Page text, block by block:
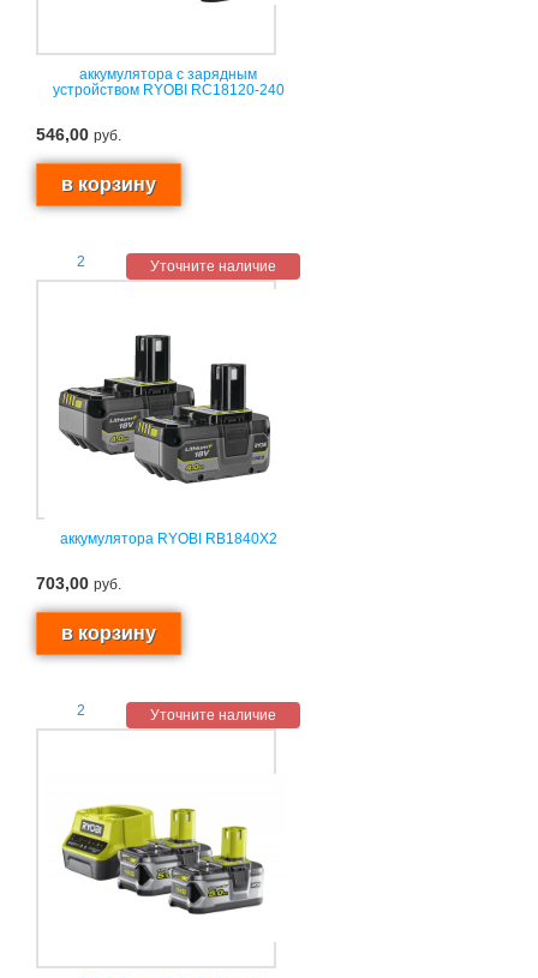
аккумулятора с зарядным
устройством RYOBI RC18120-240
546,00 руб.
Уточните наличие
2
аккумулятора RYOBI RB1840X2
703,00 руб.
Уточните наличие
2